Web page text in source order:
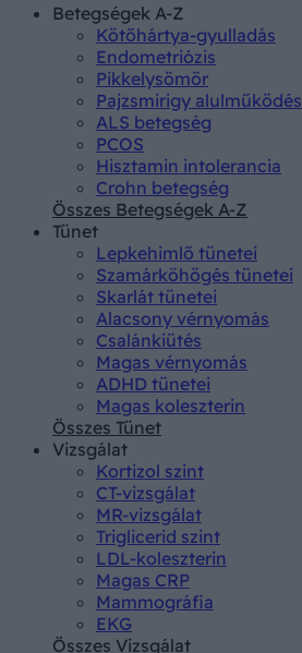
Betegségek A-Z
Kötőhártya-gyulladás
Endometriózis
Pikkelysömör
Pajzsmirigy alulműködés
ALS betegség
PCOS
Hisztamin intolerancia
Crohn betegség
Összes Betegségek A-Z
Tünet
Lepkehimlő tünetei
Szamárköhögés tünetei
Skarlát tünetei
Alacsony vérnyomás
Csalánkiütés
Magas vérnyomás
ADHD tünetei
Magas koleszterin
Összes Tünet
Vizsgálat
Kortizol szint
CT-vizsgálat
MR-vizsgálat
Triglicerid szint
LDL-koleszterin
Magas CRP
Mammográfia
EKG
Összes Vizsgálat